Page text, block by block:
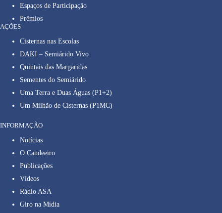
Espaços de Participação
Prêmios
AÇÕES
Cisternas nas Escolas
DAKI – Semiárido Vivo
Quintais das Margaridas
Sementes do Semiárido
Uma Terra e Duas Águas (P1+2)
Um Milhão de Cisternas (P1MC)
INFORMAÇÃO
Notícias
O Candeeiro
Publicações
Vídeos
Rádio ASA
Giro na Mídia